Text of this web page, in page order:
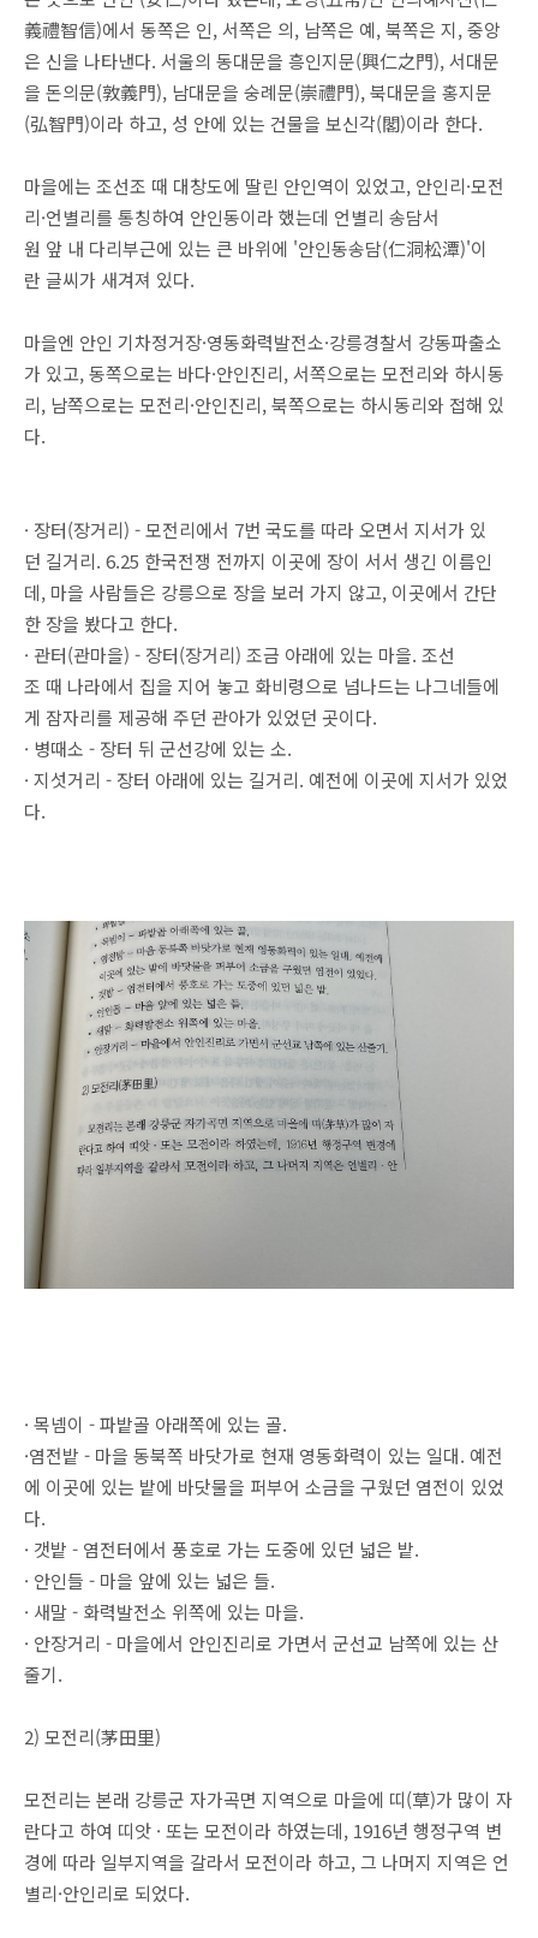
義禮智信)에서 동쪽은 인, 서쪽은 의, 남쪽은 예, 북쪽은 지, 중앙
은 신을 나타낸다. 서울의 동대문을 흥인지문(興仁之門), 서대문
을 돈의문(敦義門), 남대문을 숭례문(崇禮門), 북대문을 홍지문
(弘智門)이라 하고, 성 안에 있는 건물을 보신각(閣)이라 한다.
마을에는 조선조 때 대창도에 딸린 안인역이 있었고, 안인리·모전
리·언별리를 통칭하여 안인동이라 했는데 언별리 송담서
원 앞 내 다리부근에 있는 큰 바위에 '안인동송담(仁洞松潭)'이
란 글씨가 새겨져 있다.
마을엔 안인 기차정거장·영동화력발전소·강릉경찰서 강동파출소
가 있고, 동쪽으로는 바다·안인진리, 서쪽으로는 모전리와 하시동
리, 남쪽으로는 모전리·안인진리, 북쪽으로는 하시동리와 접해 있
다.
· 장터(장거리) - 모전리에서 7번 국도를 따라 오면서 지서가 있
던 길거리. 6.25 한국전쟁 전까지 이곳에 장이 서서 생긴 이름인
데, 마을 사람들은 강릉으로 장을 보러 가지 않고, 이곳에서 간단
한 장을 봤다고 한다.
· 관터(관마을) - 장터(장거리) 조금 아래에 있는 마을. 조선
조 때 나라에서 집을 지어 놓고 화비령으로 넘나드는 나그네들에
게 잠자리를 제공해 주던 관아가 있었던 곳이다.
· 병때소 - 장터 뒤 군선강에 있는 소.
· 지섯거리 - 장터 아래에 있는 길거리. 예전에 이곳에 지서가 있었
다.
· 목넴이 - 파밭골 아래쪽에 있는 골.
·염전밭 - 마을 동북쪽 바닷가로 현재 영동화력이 있는 일대. 예전
에 이곳에 있는 밭에 바닷물을 퍼부어 소금을 구웠던 염전이 있었
다.
· 갯밭 - 염전터에서 풍호로 가는 도중에 있던 넓은 밭.
· 안인들 - 마을 앞에 있는 넓은 들.
· 새말 - 화력발전소 위쪽에 있는 마을.
· 안장거리 - 마을에서 안인진리로 가면서 군선교 남쪽에 있는 산
줄기.
2) 모전리(茅田里)
모전리는 본래 강릉군 자가곡면 지역으로 마을에 띠(草)가 많이 자
란다고 하여 띠앗 · 또는 모전이라 하였는데, 1916년 행정구역 변
경에 따라 일부지역을 갈라서 모전이라 하고, 그 나머지 지역은 언
별리·안인리로 되었다.